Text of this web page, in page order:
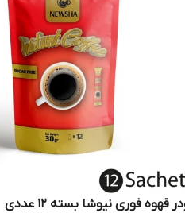
قهوه فوری نیوشا بسته ۱۲ عددی